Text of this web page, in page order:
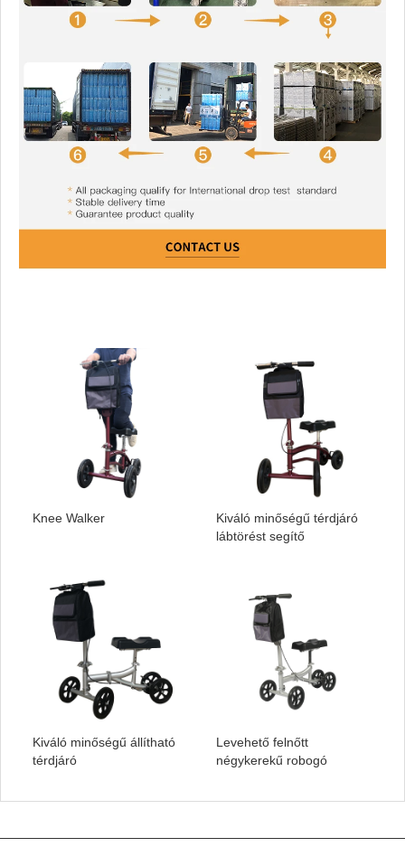
Knee Walker
Kiváló minőségű térdjáró
lábtörést segítő
Kiváló minőségű állítható
térdjáró
Levehető felnőtt
négykerekű robogó